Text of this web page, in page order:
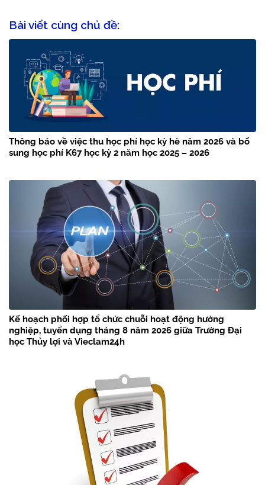
Bài viết cùng chủ đề:
Thông báo về việc thu học phí học kỳ hè năm 2026 và bổ
sung học phí K67 học kỳ 2 năm học 2025 – 2026
Kế hoạch phối hợp tổ chức chuỗi hoạt động hướng
nghiệp, tuyển dụng tháng 8 năm 2026 giữa Trường Đại
học Thủy lợi và Vieclam24h